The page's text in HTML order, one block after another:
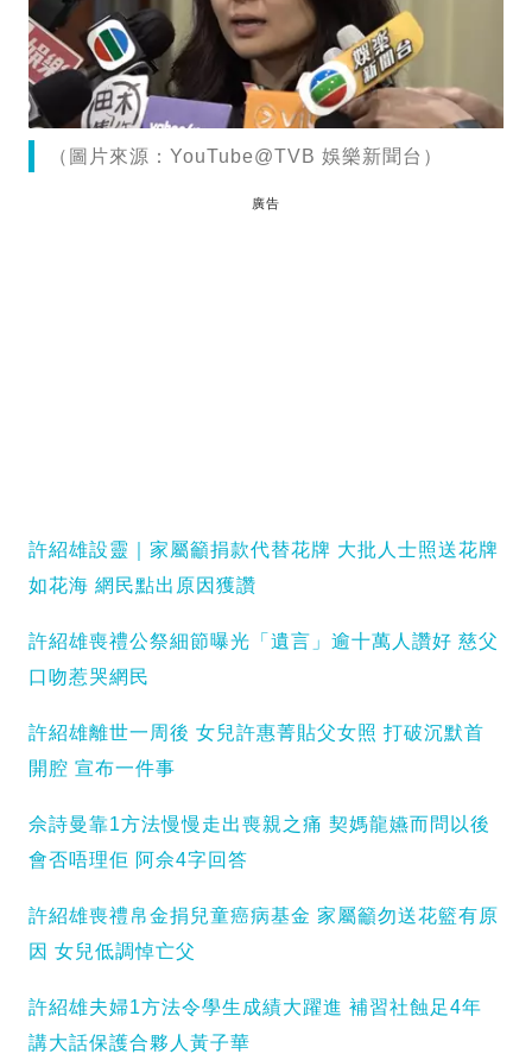
（圖片來源：YouTube@TVB 娛樂新聞台）
廣告
許紹雄設靈｜家屬籲捐款代替花牌 大批人士照送花牌
如花海 網民點出原因獲讚
許紹雄喪禮公祭細節曝光「遺言」逾十萬人讚好 慈父
口吻惹哭網民
許紹雄離世一周後 女兒許惠菁貼父女照 打破沉默首
開腔 宣布一件事
佘詩曼靠1方法慢慢走出喪親之痛 契媽龍嬿而問以後
會否唔理佢 阿佘4字回答
許紹雄喪禮帛金捐兒童癌病基金 家屬籲勿送花籃有原
因 女兒低調悼亡父
許紹雄夫婦1方法令學生成績大躍進 補習社蝕足4年
講大話保護合夥人黃子華